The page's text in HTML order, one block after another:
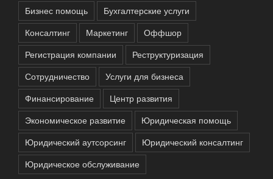
Бизнес помощь
Бухгалтерские услуги
Консалтинг
Маркетинг
Оффшор
Регистрация компании
Реструктуризация
Сотрудничество
Услуги для бизнеса
Финансирование
Центр развития
Экономическое развитие
Юридическая помощь
Юридический аутсорсинг
Юридический консалтинг
Юридическое обслуживание